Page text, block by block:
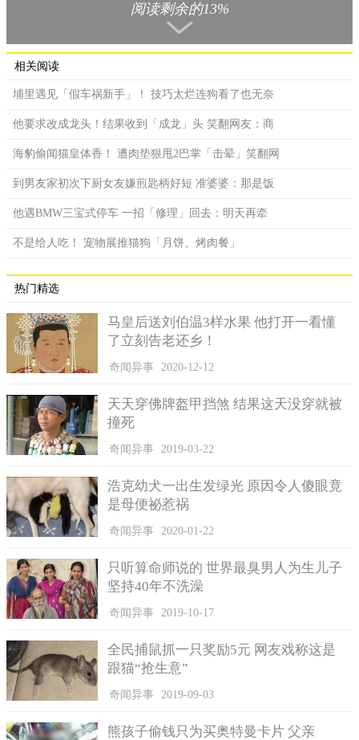
其他网友看到这个卤肉饭内的油葱头，纷纷留言以为真的是小
当配菜。其中在卤肉饭的上方，有一片油葱头，只是那形状和颜
色，看起来实在太像是一只蟑螂，才会让男网友忍不住崩溃大
到后直呼「太像了吧」、「这应该是蟑螂无误」；还有人戏称
友认为发文的网友把名称搞错，这应该叫做「红葱头」或是「油
阅读剩余的13%
相关阅读
埔里遇见「假车祸新手」！ 技巧太烂连狗看了也无奈
他要求改成龙头！结果收到「成龙」头 笑翻网友：商
海豹偷闻猫皇体香！ 遭肉垫狠甩2巴掌「击晕」笑翻网
到男友家初次下厨女友嫌煎匙柄好短 准婆婆：那是饭
他遇BMW三宝式停车 一招「修理」回去：明天再牵
不是给人吃！ 宠物展推猫狗「月饼、烤肉餐」
热门精选
马皇后送刘伯温3样水果 他打开一看懂
了立刻告老还乡！
奇闻异事 2020-12-12
天天穿佛牌盔甲挡煞 结果这天没穿就被
撞死
奇闻异事 2019-03-22
浩克幼犬一出生发绿光 原因令人傻眼竟
是母便祕惹祸
奇闻异事 2020-01-22
只听算命师说的 世界最臭男人为生儿子
坚持40年不洗澡
奇闻异事 2019-10-17
全民捕鼠抓一只奖励5元 网友戏称这是
跟猫“抢生意”
奇闻异事 2019-09-03
熊孩子偷钱只为买奥特曼卡片 父亲